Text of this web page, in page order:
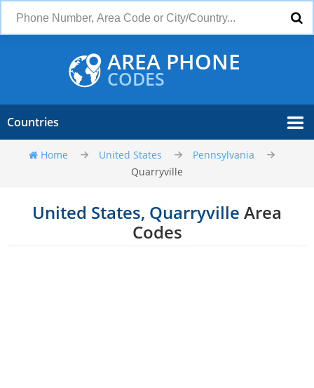
AREA PHONE
CODES
Countries
Home United States
Pennsylvania
Quarryville
United States, Quarryville Area
Codes